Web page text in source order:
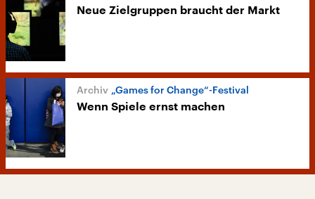
Neue Zielgruppen braucht der Markt
„Games for Change“-Festival
Wenn Spiele ernst machen